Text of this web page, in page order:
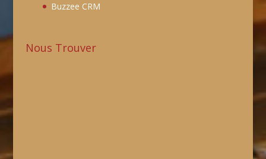
Buzzee CRM
Nous Trouver